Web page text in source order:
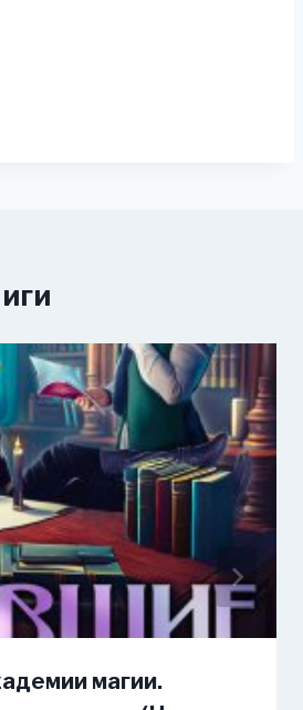
магии.